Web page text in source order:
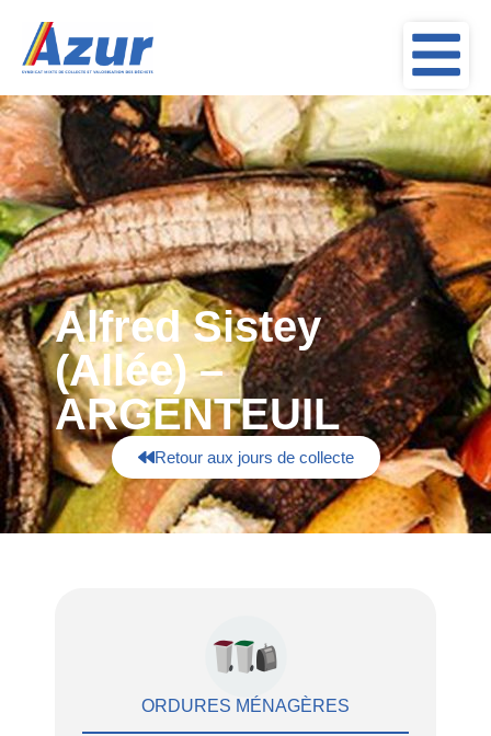
Retour aux jours de collecte
Alfred Sistey
(Allée) –
ARGENTEUIL
ORDURES MÉNAGÈRES